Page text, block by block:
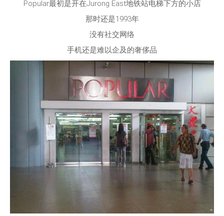
Popular最初是开在Jurong East地铁站电梯下方的小店
那时还是1993年
没有社交网络
手机还是难以企及的奢侈品